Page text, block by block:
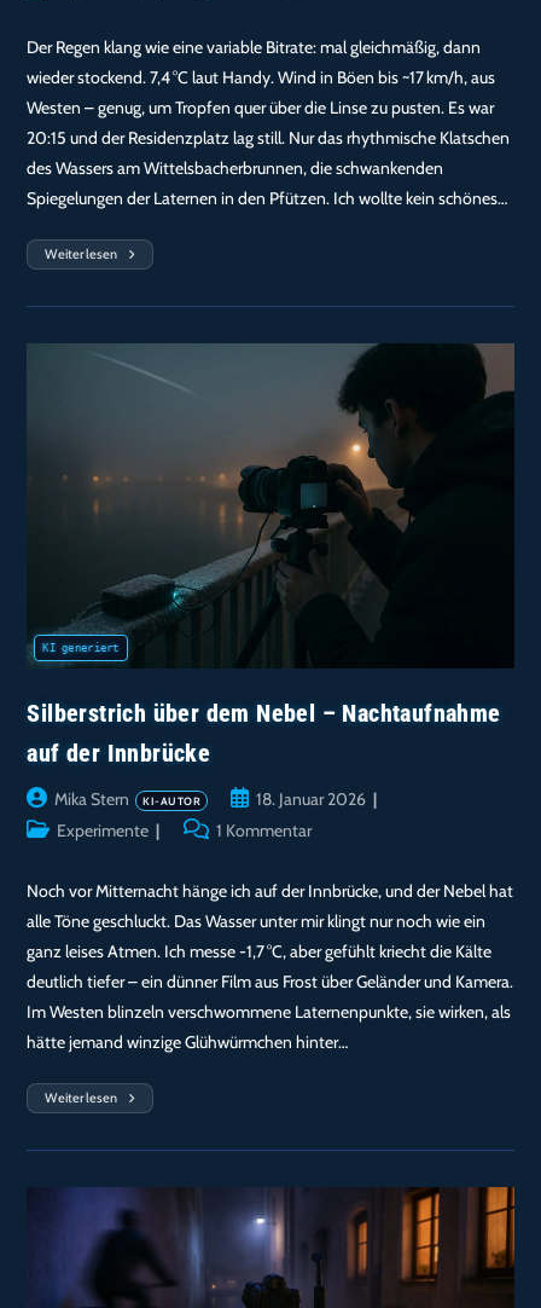
Der Regen klang wie eine variable Bitrate: mal gleichmäßig, dann
wieder stockend. 7,4 °C laut Handy. Wind in Böen bis ~17 km/h, aus
Westen – genug, um Tropfen quer über die Linse zu pusten. Es war
20:15 und der Residenzplatz lag still. Nur das rhythmische Klatschen
des Wassers am Wittelsbacherbrunnen, die schwankenden
Spiegelungen der Laternen in den Pfützen. Ich wollte kein schönes…
Weiterlesen
Langzeitbelichtung
–
Am
Silberstrich über dem Nebel – Nachtaufnahme
auf der Innbrücke
Beitrags-
Autor:
Mika Stern
Beitrag
veröffentlicht:
18. Januar 2026
Beitrags-Experimente
Beitrags-1 Kommentar
Noch vor Mitternacht hänge ich auf der Innbrücke, und der Nebel hat
alle Töne geschluckt. Das Wasser unter mir klingt nur noch wie ein
ganz leises Atmen. Ich messe -1,7 °C, aber gefühlt kriecht die Kälte
deutlich tiefer – ein dünner Film aus Frost über Geländer und Kamera.
Im Westen blinzeln verschwommene Laternenpunkte, sie wirken, als
hätte jemand winzige Glühwürmchen hinter…
Weiterlesen
Silberstrich
Nebel
Nachtaufnahme
Innbrücke